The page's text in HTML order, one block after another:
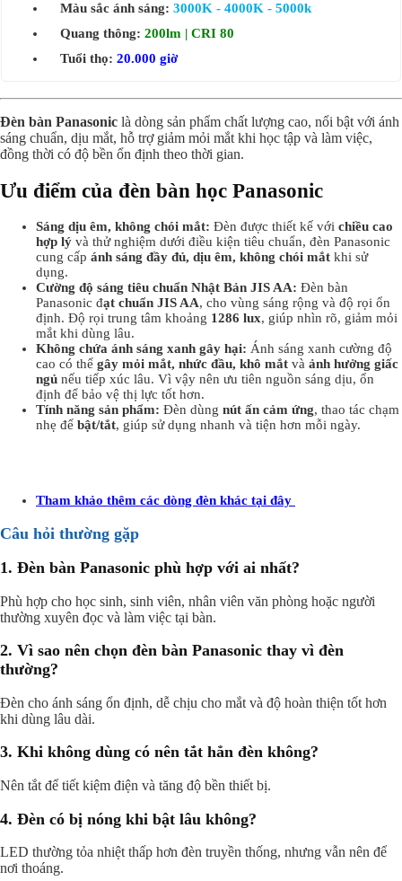
Màu sắc ánh sáng: 3000K - 4000K - 5000k
Quang thông: 200lm | CRI 80
Tuổi thọ: 20.000 giờ
Đèn bàn Panasonic là dòng sản phẩm chất lượng cao, nổi bật với ánh
sáng chuẩn, dịu mắt, hỗ trợ giảm mỏi mắt khi học tập và làm việc,
đồng thời có độ bền ổn định theo thời gian.
Ưu điểm của đèn bàn học Panasonic
Sáng dịu êm, không chói mắt: Đèn được thiết kế với chiều cao
hợp lý và thử nghiệm dưới điều kiện tiêu chuẩn, đèn Panasonic
cung cấp ánh sáng đầy đủ, dịu êm, không chói mắt khi sử
dụng.
Cường độ sáng tiêu chuẩn Nhật Bản JIS AA: Đèn bàn
Panasonic đạt chuẩn JIS AA, cho vùng sáng rộng và độ rọi ổn
định. Độ rọi trung tâm khoảng 1286 lux, giúp nhìn rõ, giảm mỏi
mắt khi dùng lâu.
Không chứa ánh sáng xanh gây hại: Ánh sáng xanh cường độ
cao có thể gây mỏi mắt, nhức đầu, khô mắt và ảnh hưởng giấc
ngủ nếu tiếp xúc lâu. Vì vậy nên ưu tiên nguồn sáng dịu, ổn
định để bảo vệ thị lực tốt hơn.
Tính năng sản phẩm: Đèn dùng nút ấn cảm ứng, thao tác chạm
nhẹ để bật/tắt, giúp sử dụng nhanh và tiện hơn mỗi ngày.
Tham khảo thêm các dòng đèn khác tại đây
Câu hỏi thường gặp
1. Đèn bàn Panasonic phù hợp với ai nhất?
Phù hợp cho học sinh, sinh viên, nhân viên văn phòng hoặc người
thường xuyên đọc và làm việc tại bàn.
2. Vì sao nên chọn đèn bàn Panasonic thay vì đèn
thường?
Đèn cho ánh sáng ổn định, dễ chịu cho mắt và độ hoàn thiện tốt hơn
khi dùng lâu dài.
3. Khi không dùng có nên tắt hẳn đèn không?
Nên tắt để tiết kiệm điện và tăng độ bền thiết bị.
4. Đèn có bị nóng khi bật lâu không?
LED thường tỏa nhiệt thấp hơn đèn truyền thống, nhưng vẫn nên để
nơi thoáng.